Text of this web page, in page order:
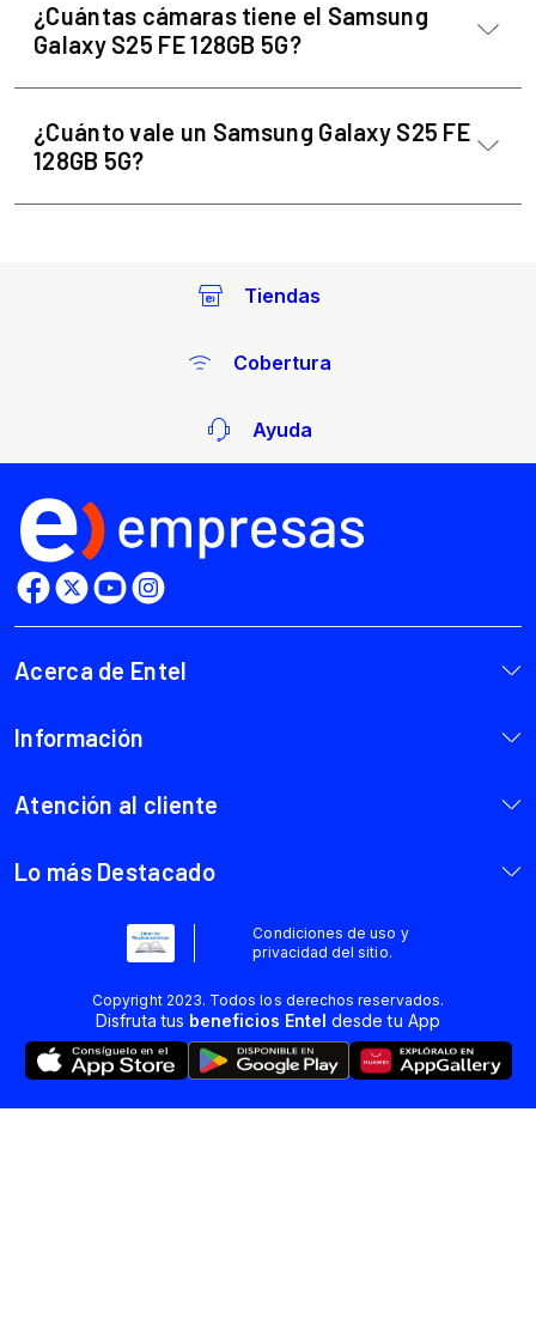
¿Cuántas cámaras tiene el Samsung
Galaxy S25 FE 128GB 5G?
¿Cuánto vale un Samsung Galaxy S25 FE
128GB 5G?
Tiendas
Cobertura
Ayuda